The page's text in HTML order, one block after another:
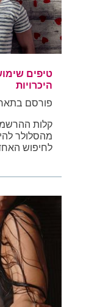
טיפים
היכרויות
פורסם בתאריך: 19/10/2021
קלות
מהסלולר
לחיפוש